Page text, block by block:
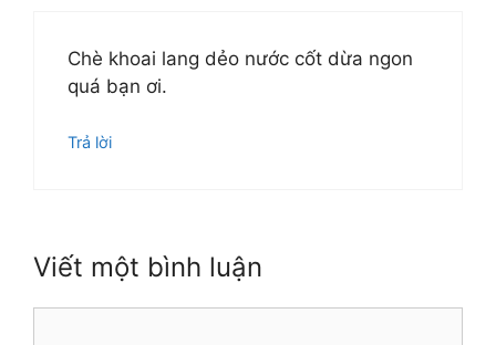
Chè khoai lang dẻo nước cốt dừa ngon
quá bạn ơi.
Trả lời
Viết một bình luận